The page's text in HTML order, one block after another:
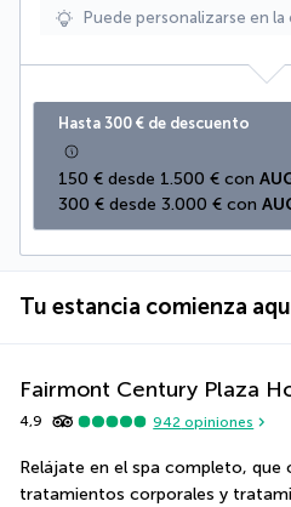
Puede personalizarse en
Hasta 300 € de descuento
150 € desde 1.500 € con
300 € desde 3.000 € con
Tu estancia comienza
Fairmont Century Plaza
4,9 942 opiniones
Relájate en el spa completo, que
tratamientos corporales y